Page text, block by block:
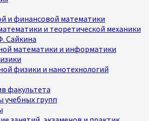
и финансовой математики
и теоретической механики
Сайкина
математики и информатики
физики и нанотехнологий
факультета
учебных групп